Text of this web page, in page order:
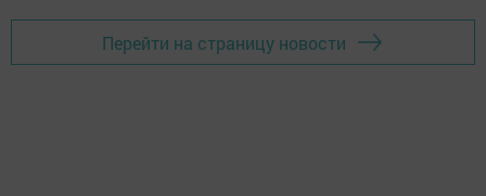
Перейти на страницу новости